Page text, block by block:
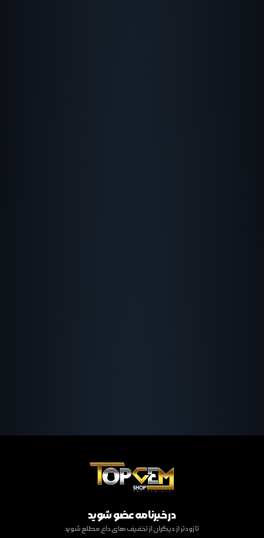
در خبرنامه عضو شوید
تا زودتر از دیگران از تخفیف های داغ مطلع شوید